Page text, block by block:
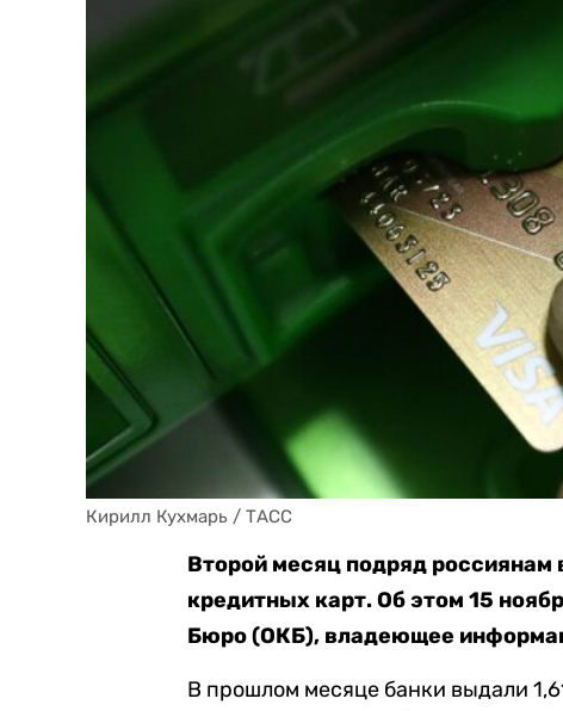
Кирилл Кухмарь / ТАСС
Второй месяц подряд
кредитных карт. Об этом 15
Бюро (ОКБ), владеющее
В прошлом месяце банки выдали